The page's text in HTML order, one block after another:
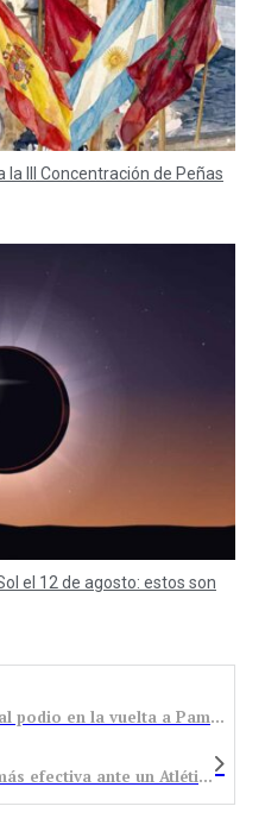
III Concentración de Peñas
el 12 de agosto: estos son
El Arte en Transfer-LPS sube al podio en la vuelta a Pamplona con Thomas Silva
(0-2) La Cultural B se muestra más efectiva ante un Atlético Bembibre que sigue con muchas bajas